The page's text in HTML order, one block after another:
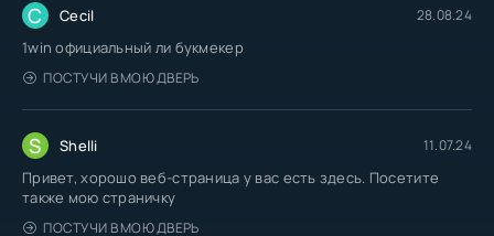
C Cecil 28.08.24
1win официальный ли букмекер
ПОСТУЧИ В МОЮ ДВЕРЬ
S Shelli 11.07.24
Привет, хорошо веб-страница у вас есть здесь. Посетите
также мою страничку
ПОСТУЧИ В МОЮ ДВЕРЬ